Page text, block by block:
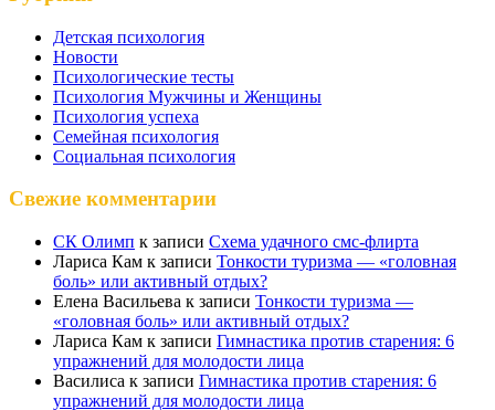
Детская психология
Новости
Психологические тесты
Психология Мужчины и Женщины
Психология успеха
Семейная психология
Социальная психология
Свежие комментарии
СК Олимп к записи Схема удачного смс-флирта
Лариса Кам к записи Тонкости туризма — «головная
боль» или активный отдых?
Елена Васильева к записи Тонкости туризма —
«головная боль» или активный отдых?
Лариса Кам к записи Гимнастика против старения: 6
упражнений для молодости лица
Василиса к записи Гимнастика против старения: 6
упражнений для молодости лица